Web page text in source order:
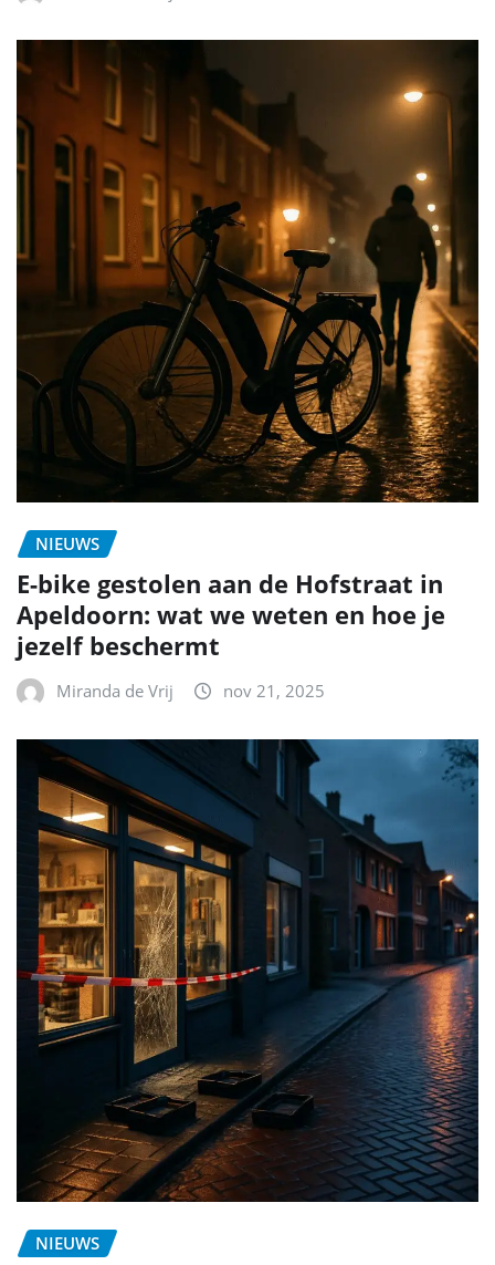
NIEUWS
E-bike gestolen aan de Hofstraat in
Apeldoorn: wat we weten en hoe je
jezelf beschermt
Miranda de Vrij nov 21, 2025
NIEUWS